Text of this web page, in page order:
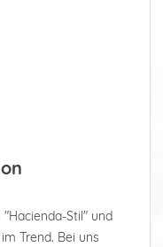
Stil" und
Trend. Bei uns